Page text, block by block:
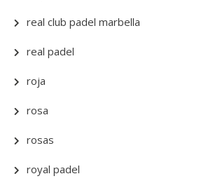
real club padel marbella
real padel
roja
rosa
rosas
royal padel